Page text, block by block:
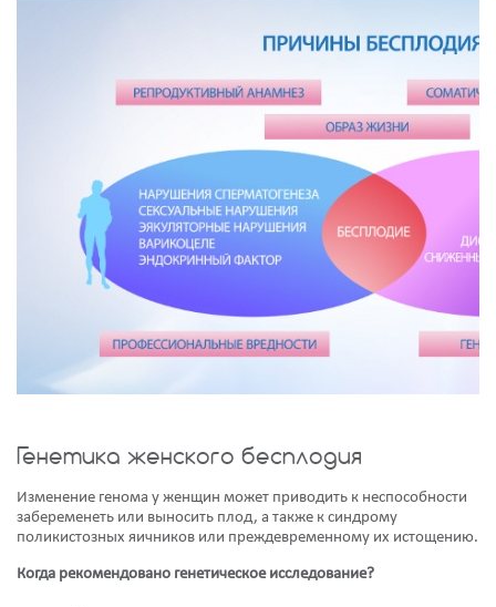
Генетика женского бесплодия
Изменение генома у женщин может приводить к неспособности
забеременеть или выносить плод, а также к синдрому
поликистозных яичников или преждевременному их истощению.
Когда рекомендовано генетическое исследование?